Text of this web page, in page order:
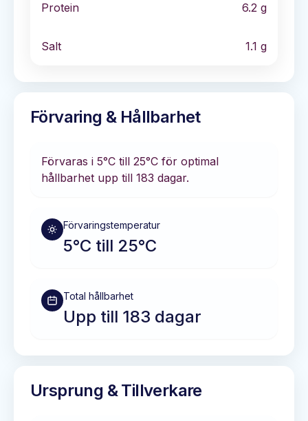
Protein 6.2 g
Salt 1.1 g
Förvaring & Hållbarhet
Förvaras i 5°C till 25°C för optimal
hållbarhet upp till 183 dagar.
Förvaringstemperatur
5°C till 25°C
Total hållbarhet
Upp till 183 dagar
Ursprung & Tillverkare